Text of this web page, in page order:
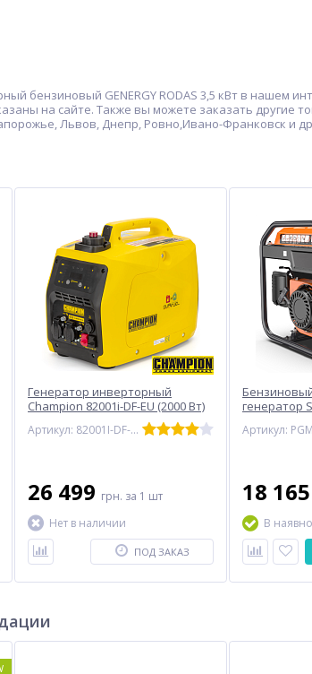
бензиновый GENERGY RODAS 3,5 кВт в нашем
на сайте. Также вы можете заказать другие
Львов, Днепр, Ровно,Ивано-Франковск и
Генератор инверторный
Champion 82001i-DF-EU (2000 Вт)
Артикул: 82001I-DF-EU
26 499 грн. за 1 шт
Нет в наличии
ПОД ЗАКАЗ
генератор
Артикул:
18 165
В